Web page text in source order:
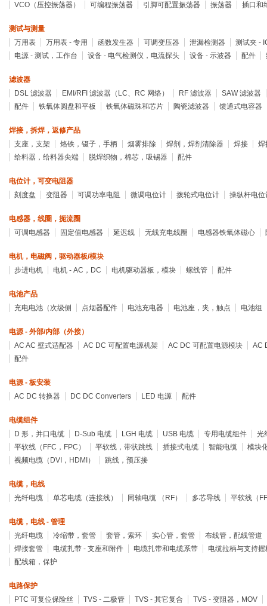
VCO（压控振荡器）
可编程振荡器 引脚可配置振荡器 振荡器 插口和
测试与测量
万用表
万用表 - 专用 函数发生器 可调变压器 泄漏检测器
测试夹 -
电源 - 测试，工作台
设备 - 电气检测仪，电流探头 设备 - 示波器 配件
滤波器
DSL 滤波器
EMI/RFI 滤波器（LC、RC 网络） RF 滤波器
SAW 滤波器
配件
铁氧体圆盘和平板 铁氧体磁珠和芯片 陶瓷滤波器 馈通式电容器
焊接，拆焊，返修产品
支座，支架
烙铁，镊子，手柄 烟雾排除 焊剂，焊剂清除器 焊接
焊
给料器，给料器尖端
脱焊织物，棉芯，吸锡器 配件
电位计，可变电阻器
刻度盘
变阻器 可调功率电阻 微调电位计 拨轮式电位计 操纵杆电位
电感器，线圈，扼流圈
可调电感器
固定值电感器 延迟线 无线充电线圈 电感器铁氧体磁心
电机，电磁阀，驱动器板/模块
步进电机
电机 - AC，DC 电机驱动器板，模块 螺线管 配件
电池产品
充电电池（次级侧
点烟器配件 电池充电器 电池座，夹，触点 电池组
电源 - 外部/内部（外接）
AC AC 壁式适配器
AC DC 可配置电源机架 AC DC 可配置电源模块
AC
配件
电源 - 板安装
AC DC 转换器
DC DC Converters LED 电源 配件
电缆组件
D 形，并口电缆
D-Sub 电缆 LGH 电缆 USB 电缆 专用电缆组件
光
平软线（FFC，FPC）
平软线，带状跳线 插接式电缆 智能电缆
模块
视频电缆（DVI，HDMI）
跳线，预压接
电缆，电线
光纤电缆
单芯电缆（连接线） 同轴电缆 （RF） 多芯导线 平软线（
电缆，电线 - 管理
光纤电缆
冷缩带，套管 套管，索环 实心管，套管
布线管，配线管道
焊接套管
电缆扎带 - 支座和附件 电缆扎带和电缆系带
电缆拉柄与支持握
配线箱，保护
电路保护
PTC 可复位保险丝
TVS - 二极管 TVS - 其它复合 TVS - 变阻器，MOV